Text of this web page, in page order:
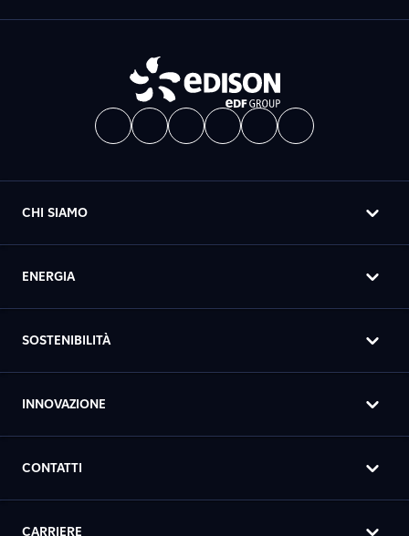
CHI SIAMO
ENERGIA
SOSTENIBILITÀ
INNOVAZIONE
CONTATTI
CARRIERE